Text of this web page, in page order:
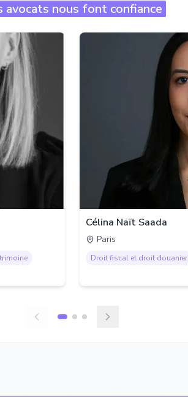
avocats nous font confiance
Célina Naït Saada
Paris
Droit fiscal et droit douanier